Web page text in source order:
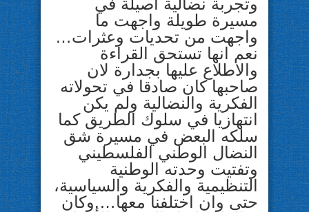
مسيرة طويلة واجهت ما
واجهت من تحديات وعثرات…
نعم انها تستحق القراءة
والاطلاع عليها بجدارة لان
صاحبها كان صادقا في تحولاته
الفكرية والنضالية ولم يكن
انتهازيا في سلوك الطريق كما
سلكه البعض في مسيرة شق
النضال الوطني الفلسطيني
وتفتيت وحدته الوطنية
التنظيمية والفكرية والسياسية،
حتى وان اختلفنا معها….وكان